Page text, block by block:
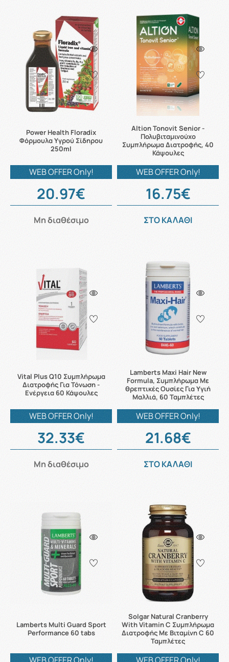
Power Health Floradix
Φόρμουλα Υγρού Σίδηρου
250ml
WEB OFFER Only!
20.97€
Μη διαθέσιμο
Altion Tonovit Senior -
Πολυβιταμινούχο
Συμπλήρωμα Διατροφής, 40
Κάψουλες
WEB OFFER Only!
16.75€
ΣΤΟ ΚΑΛΑΘΙ
Vital Plus Q10 Συμπλήρωμα
Διατροφής Για Τόνωση -
Ενέργεια 60 Κάψουλες
WEB OFFER Only!
32.33€
Μη διαθέσιμο
Lamberts Maxi Hair New
Formula, Συμπλήρωμα Με
θρεπτικές Ουσίες Για Υγιή
Μαλλιά, 60 Ταμπλέτες
WEB OFFER Only!
21.68€
ΣΤΟ ΚΑΛΑΘΙ
Lamberts Multi Guard Sport
Performance 60 tabs
Solgar Natural Cranberry
With Vitamin C Συμπλήρωμα
Διατροφής Με Βιταμίνη C 60
Ταμπλέτες